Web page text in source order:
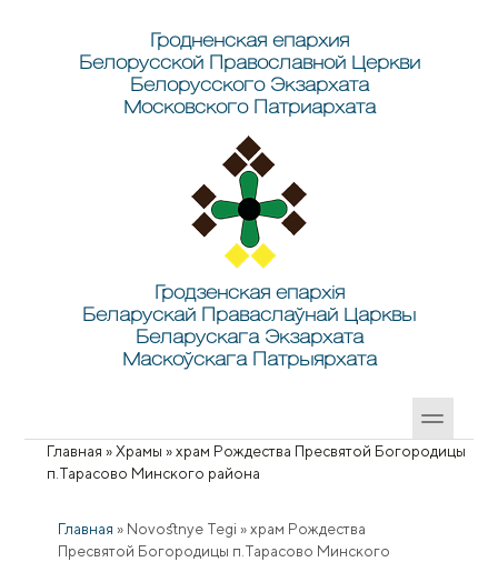
Гродненская епархия
Белорусской Православной Церкви
Белорусского Экзархата
Московского Патриархата
Гродзенская епархія
Беларускай Праваслаўнай Царквы
Беларускага Экзархата
Маскоўскага Патрыярхата
Вы здесь
Главная »Храмы »храм Рождества Пресвятой Богородицы
п.Тарасово Минского района
Главная » Novostnye Tegi » храм Рождества
Пресвятой Богородицы п.Тарасово Минского